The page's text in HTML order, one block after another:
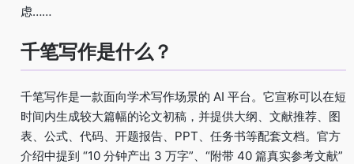
虑……
千笔写作是什么？
千笔写作是一款面向学术写作场景的 AI 平台。它宣称可以在短
时间内生成较大篇幅的论文初稿，并提供大纲、文献推荐、图
表、公式、代码、开题报告、PPT、任务书等配套文档。官方
介绍中提到 “10 分钟产出 3 万字”、“附带 40 篇真实参考文献”